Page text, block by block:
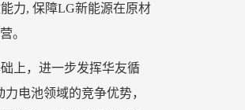
力, 保障LG新能源在原材
。
上，进一步发挥华友循
电池领域的竞争优势，